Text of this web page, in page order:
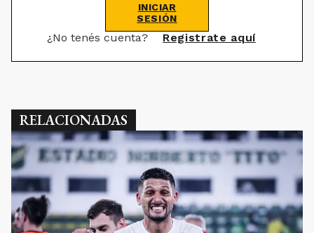
INICIAR
SESIÓN
¿No tenés cuenta? Registrate aquí
RELACIONADAS